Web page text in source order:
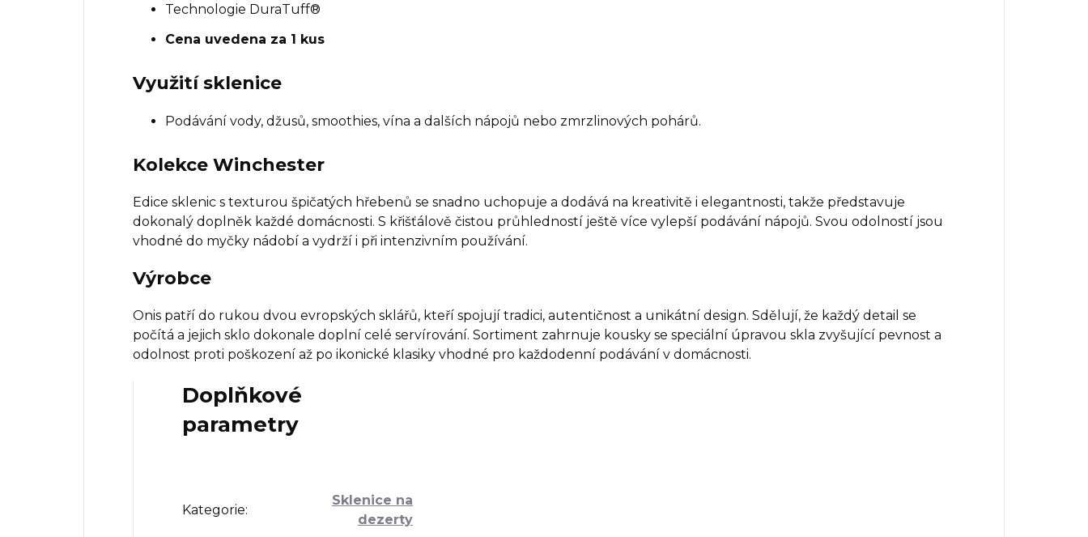
Technologie DuraTuff®
Cena uvedena za 1 kus
Využití sklenice
Podávání vody, džusů, smoothies, vína a dalších nápojů nebo zmrzlinových pohárů.
Kolekce Winchester
Edice sklenic s texturou špičatých hřebenů se snadno uchopuje a dodává na kreativitě i elegantnosti, takže představuje
dokonalý doplněk každé domácnosti. S křišťálově čistou průhledností ještě více vylepší podávání nápojů. Svou odolností jsou
vhodné do myčky nádobí a vydrží i při intenzivním používání.
Výrobce
Onis patří do rukou dvou evropských sklářů, kteří spojují tradici, autentičnost a unikátní design. Sdělují, že každý detail se
počítá a jejich sklo dokonale doplní celé servírování. Sortiment zahrnuje kousky se speciální úpravou skla zvyšující pevnost a
odolnost proti poškození až po ikonické klasiky vhodné pro každodenní podávání v domácnosti.
Doplňkové
parametry
Kategorie:
Sklenice na
dezerty